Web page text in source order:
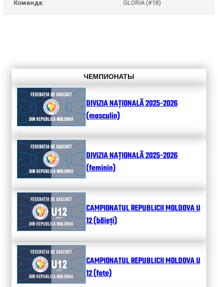
Команда:
GLORIA (#18)
ЧЕМПИОНАТЫ
DIVIZIA NAȚIONALĂ 2025-2026
(masculin)
DIVIZIA NAȚIONALĂ 2025-2026
(feminin)
CAMPIONATUL REPUBLICII MOLDOVA U
12 (băieți)
CAMPIONATUL REPUBLICII MOLDOVA U
12 (fete)